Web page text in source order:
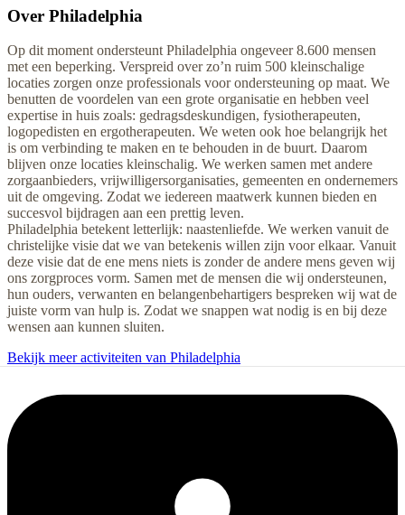
Over Philadelphia
Op dit moment ondersteunt Philadelphia ongeveer 8.600 mensen
met een beperking. Verspreid over zo’n ruim 500 kleinschalige
locaties zorgen onze professionals voor ondersteuning op maat. We
benutten de voordelen van een grote organisatie en hebben veel
expertise in huis zoals: gedragsdeskundigen, fysiotherapeuten,
logopedisten en ergotherapeuten. We weten ook hoe belangrijk het
is om verbinding te maken en te behouden in de buurt. Daarom
blijven onze locaties kleinschalig. We werken samen met andere
zorgaanbieders, vrijwilligersorganisaties, gemeenten en ondernemers
uit de omgeving. Zodat we iedereen maatwerk kunnen bieden en
succesvol bijdragen aan een prettig leven.
Philadelphia betekent letterlijk: naastenliefde. We werken vanuit de
christelijke visie dat we van betekenis willen zijn voor elkaar. Vanuit
deze visie dat de ene mens niets is zonder de andere mens geven wij
ons zorgproces vorm. Samen met de mensen die wij ondersteunen,
hun ouders, verwanten en belangenbehartigers bespreken wij wat de
juiste vorm van hulp is. Zodat we snappen wat nodig is en bij deze
wensen aan kunnen sluiten.
Bekijk meer activiteiten van Philadelphia